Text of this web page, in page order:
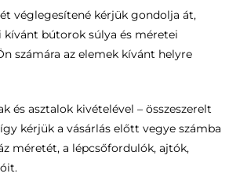
véglegesítené kérjük gondolja át,
kívánt bútorok súlya és méretei
számára az elemek kívánt helyre
és asztalok kivételével – összeszerelt
kérjük a vásárlás előtt vegye számba
méretét, a lépcsőfordulók, ajtók,